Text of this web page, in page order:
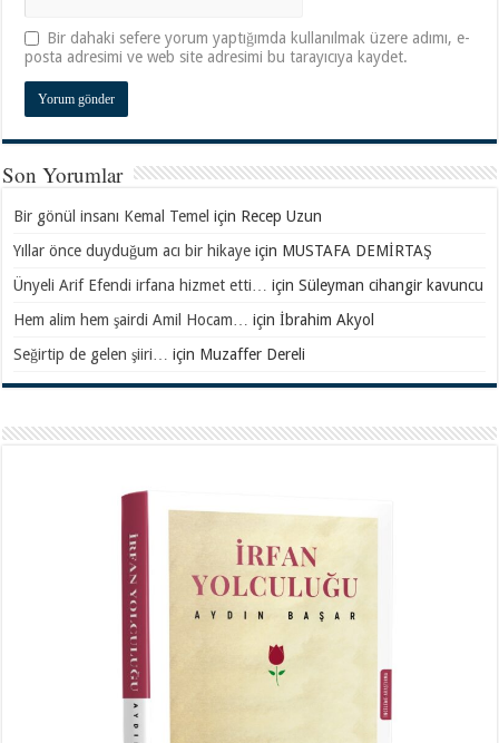
Bir dahaki sefere yorum yaptığımda kullanılmak üzere adımı, e-
posta adresimi ve web site adresimi bu tarayıcıya kaydet.
Son Yorumlar
Bir gönül insanı Kemal Temel için Recep Uzun
Yıllar önce duyduğum acı bir hikaye için MUSTAFA DEMİRTAŞ
Ünyeli Arif Efendi irfana hizmet etti… içinSüleyman cihangir kavuncu
Hem alim hem şairdi Amil Hocam… içinİbrahim Akyol
Seğirtip de gelen şiiri… için Muzaffer Dereli